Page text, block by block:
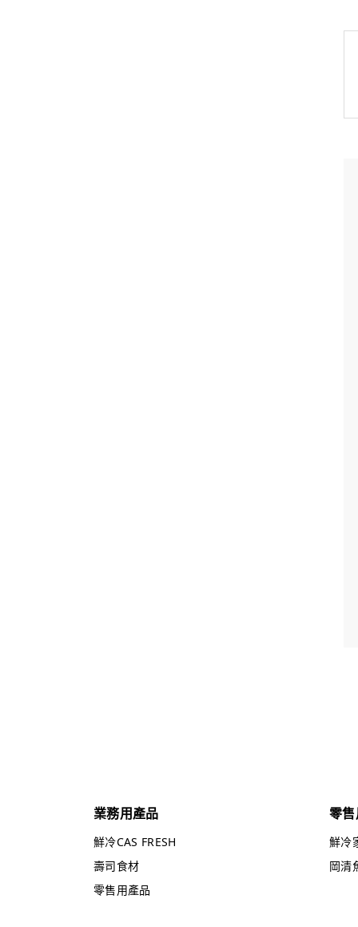
業務用產品
鮮冷CAS FRESH
壽司食材
零售用產品
零售
鮮冷
岡清